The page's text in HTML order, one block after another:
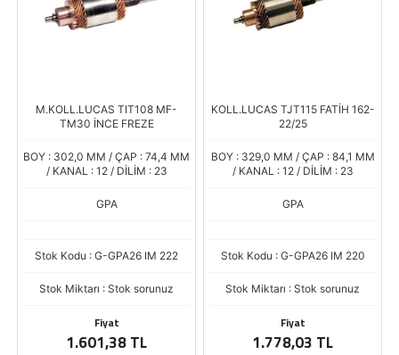
M.KOLL.LUCAS TIT108 MF-
TM30 İNCE FREZE
BOY : 302,0 MM / ÇAP : 74,4 MM
/ KANAL : 12 / DİLİM : 23
GPA
Stok Kodu : G-GPA26 IM 222
Stok Miktarı : Stok sorunuz
Fiyat
1.601,38 TL
KOLL.LUCAS TJT115 FATİH 162-
22/25
BOY : 329,0 MM / ÇAP : 84,1 MM
/ KANAL : 12 / DİLİM : 23
GPA
Stok Kodu : G-GPA26 IM 220
Stok Miktarı : Stok sorunuz
Fiyat
1.778,03 TL